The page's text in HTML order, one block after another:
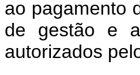
ao pagamento
de gestão e
autorizados